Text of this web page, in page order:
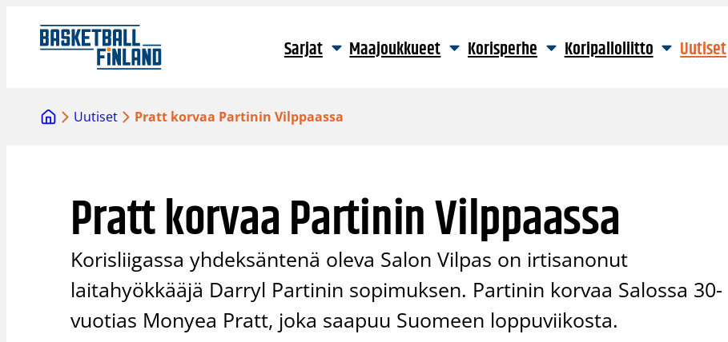
sisältöön
Sarjat Maajoukkueet Korisperhe Koripalloliitto Uutiset
Uutiset Pratt korvaa Partinin Vilppaassa
Pratt korvaa Partinin Vilppaassa
Korisliigassa yhdeksäntenä oleva Salon Vilpas on irtisanonut
laitahyökkääjä Darryl Partinin sopimuksen. Partinin korvaa Salossa 30-
vuotias Monyea Pratt, joka saapuu Suomeen loppuviikosta.